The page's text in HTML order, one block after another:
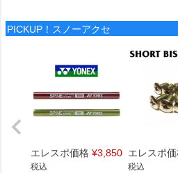
PICKUP！スノーアクセ
エレスポ価格 ¥3,850
税込
エレスポ
税込